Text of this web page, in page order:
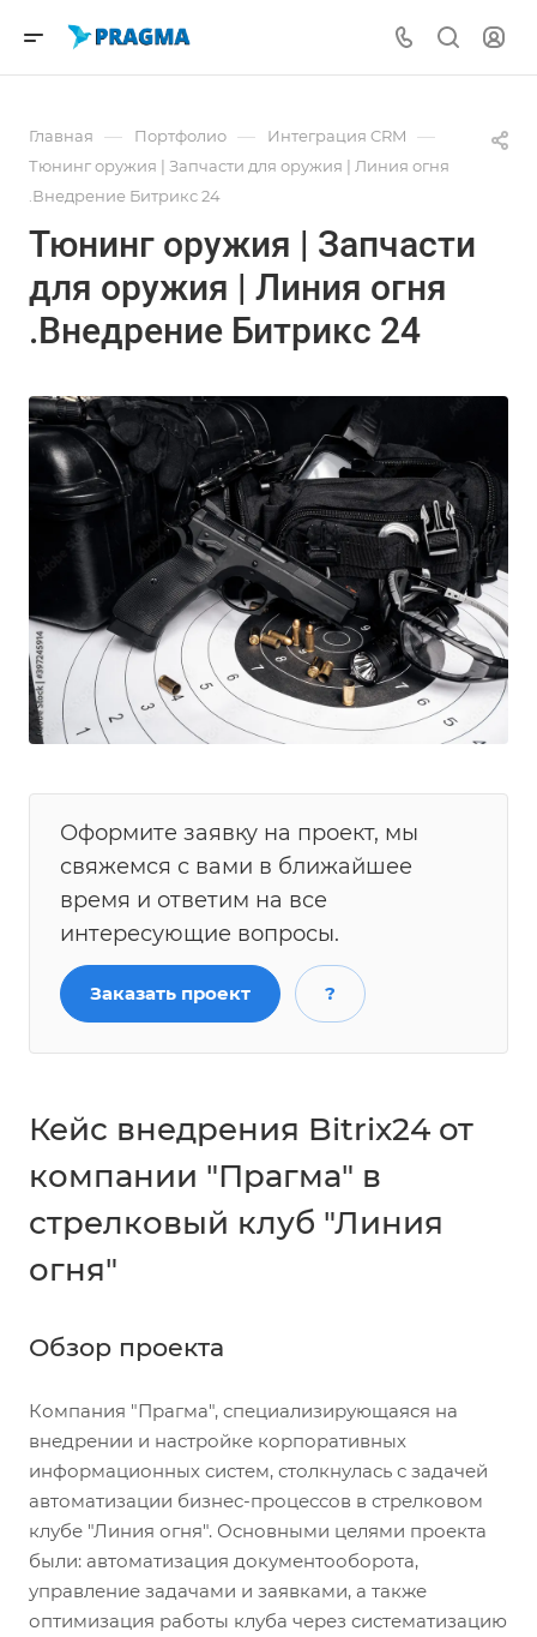
Главная — Портфолио — Интеграция CRM —
Тюнинг оружия | Запчасти для оружия | Линия огня
.Внедрение Битрикс 24
Тюнинг оружия | Запчасти
для оружия | Линия огня
.Внедрение Битрикс 24
Оформите заявку на проект, мы
свяжемся с вами в ближайшее
время и ответим на все
интересующие вопросы.
Заказать проект ?
Кейс внедрения Bitrix24 от
компании "Прагма" в
стрелковый клуб "Линия
огня"
Обзор проекта
Компания "Прагма", специализирующаяся на
внедрении и настройке корпоративных
информационных систем, столкнулась с задачей
автоматизации бизнес-процессов в стрелковом
клубе "Линия огня". Основными целями проекта
были: автоматизация документооборота,
управление задачами и заявками, а также
оптимизация работы клуба через систематизацию